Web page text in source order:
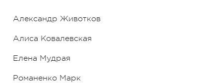
Александр Животков
Алиса Ковалевская
Елена Мудрая
Романенко Марк